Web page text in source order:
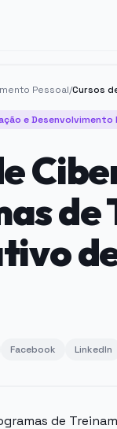
Pessoal/
e Desenvolvimento
Facebook LinkedIn